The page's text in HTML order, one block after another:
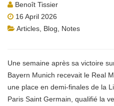
Benoît Tissier
16 April 2026
Articles Blog
Notes
Une semaine après sa victoire
Bayern Munich recevait le Real
une place en demi-finales de la
Paris Saint Germain, qualifié la